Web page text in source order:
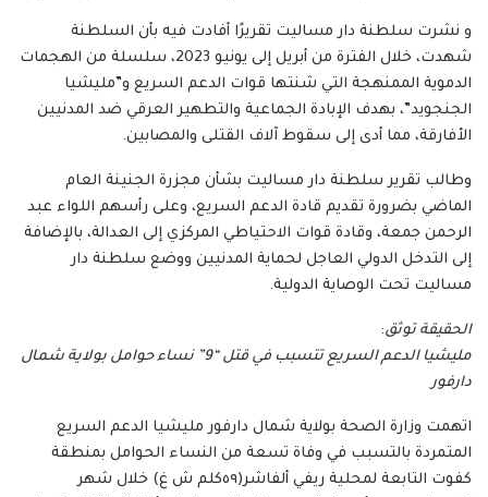
و نشرت سلطنة دار مساليت تقريرًا أفادت فيه بأن السلطنة
شهدت، خلال الفترة من أبريل إلى يونيو 2023، سلسلة من الهجمات
الدموية الممنهجة التي شنتها قوات الدعم السريع و”مليشيا
الجنجويد”، بهدف الإبادة الجماعية والتطهير العرقي ضد المدنيين
الأفارقة، مما أدى إلى سقوط آلاف القتلى والمصابين.
وطالب تقرير سلطنة دار مساليت بشأن مجزرة الجنينة العام
الماضي بضرورة تقديم قادة الدعم السريع، وعلى رأسهم اللواء عبد
الرحمن جمعة، وقادة قوات الاحتياطي المركزي إلى العدالة، بالإضافة
إلى التدخل الدولي العاجل لحماية المدنيين ووضع سلطنة دار
مساليت تحت الوصاية الدولية.
الحقيقة توثق:
مليشيا الدعم السريع تتسبب في قتل “9” نساء حوامل بولاية شمال
دارفور
اتهمت وزارة الصحة بولاية شمال دارفور مليشيا الدعم السريع
المتمردة بالتسبب في وفاة تسعة من النساء الحوامل بمنطقة
كفوت التابعة لمحلية ريفي ألفاشر(٥٩كلم ش غ) خلال شهر